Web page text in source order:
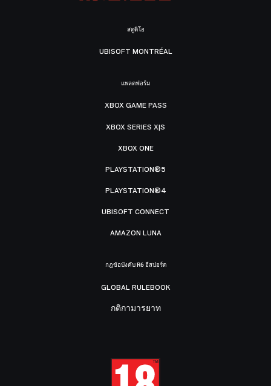
สตูดิโอ
UBISOFT MONTRÉAL
แพลตฟอร์ม
XBOX GAME PASS
XBOX SERIES X|S
XBOX ONE
PLAYSTATION®5
PLAYSTATION®4
UBISOFT CONNECT
AMAZON LUNA
กฎข้อบังคับ R6 อีสปอร์ต
GLOBAL RULEBOOK
กติกามารยาท